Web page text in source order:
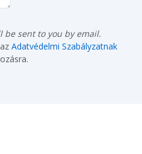
be sent to you by email.
Adatvédelmi Szabályzatnak